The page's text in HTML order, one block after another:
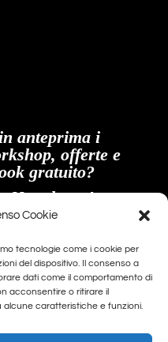
Cookie
tecnologie come i cookie per
del dispositivo. Il consenso a
dati come il comportamento di
acconsentire o ritirare il
caratteristiche e funzioni.
anteprima i
offerte e
gratuito?
Newsletter!
policy